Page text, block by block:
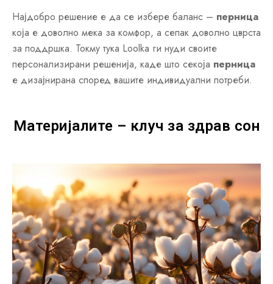
Најдобро решение е да се избере баланс – перница
која е доволно мека за комфор, а сепак доволно цврста
за поддршка. Токму тука Loolka ги нуди своите
персонализирани решенија, каде што секоја перница
е дизајнирана според вашите индивидуални потреби.
Материјалите – клуч за здрав сон